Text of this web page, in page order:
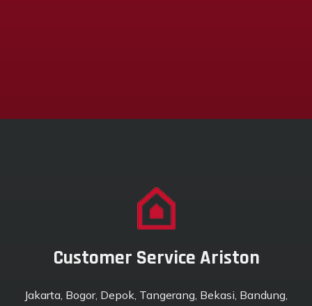
Customer Service Ariston
Jakarta, Bogor, Depok, Tangerang, Bekasi, Bandung,